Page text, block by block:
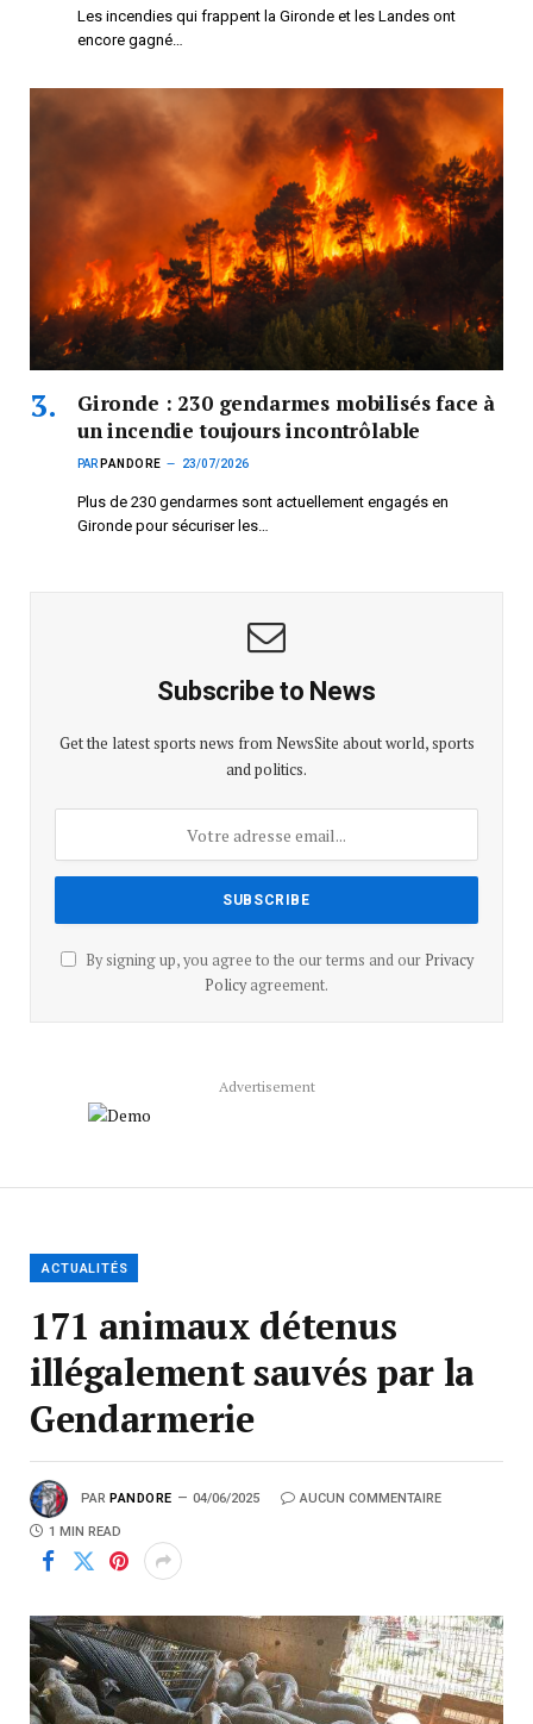
Les incendies qui frappent la Gironde et les Landes ont
encore gagné…
Gironde : 230 gendarmes mobilisés face à
un incendie toujours incontrôlable
PAR PANDORE 23/07/2026
Plus de 230 gendarmes sont actuellement engagés en
Gironde pour sécuriser les…
Subscribe to News
Get the latest sports news from NewsSite about world, sports
and politics.
By signing up, you agree to the our terms and our Privacy
Policyagreement.
Advertisement
ACTUALITÉS
171 animaux détenus
illégalement sauvés par la
Gendarmerie
PAR PANDORE 04/06/2025 AUCUN COMMENTAIRE
1 MIN READ